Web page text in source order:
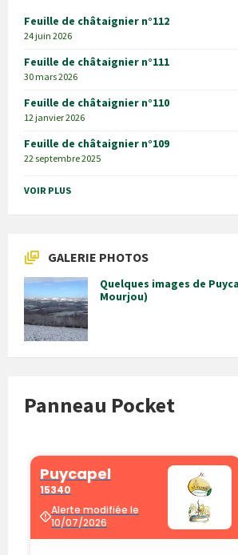
Feuille de châtaignier n°112
24 juin 2026
Feuille de châtaignier n°111
30 mars 2026
Feuille de châtaignier n°110
12 janvier 2026
Feuille de châtaignier n°109
22 septembre 2025
VOIR PLUS
GALERIE PHOTOS
Quelques images de
Mourjou)
Panneau Pocket